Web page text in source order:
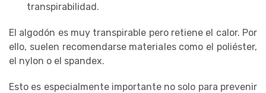
transpirabilidad.
El algodón es muy transpirable pero retiene el calor. Por
ello, suelen recomendarse materiales como el poliéster,
el nylon o el spandex.
Esto es especialmente importante no solo para prevenir